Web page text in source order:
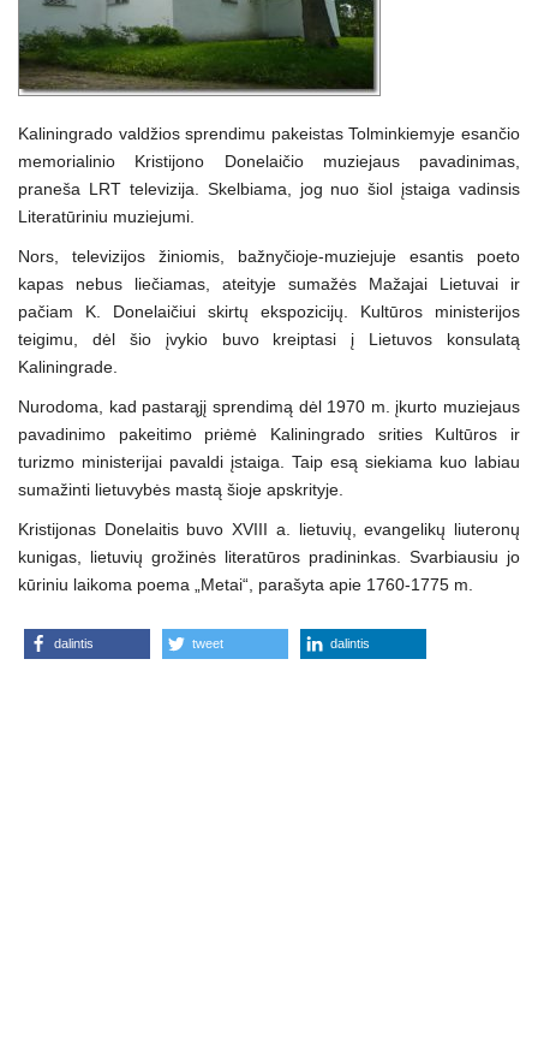
Kaliningrado valdžios sprendimu pakeistas Tolminkiemyje esančio
memorialinio Kristijono Donelaičio muziejaus pavadinimas,
praneša LRT televizija. Skelbiama, jog nuo šiol įstaiga vadinsis
Literatūriniu muziejumi.
Nors, televizijos žiniomis, bažnyčioje-muziejuje esantis poeto
kapas nebus liečiamas, ateityje sumažės Mažajai Lietuvai ir
pačiam K. Donelaičiui skirtų ekspozicijų. Kultūros ministerijos
teigimu, dėl šio įvykio buvo kreiptasi į Lietuvos konsulatą
Kaliningrade.
Nurodoma, kad pastarąjį sprendimą dėl 1970 m. įkurto muziejaus
pavadinimo pakeitimo priėmė Kaliningrado srities Kultūros ir
turizmo ministerijai pavaldi įstaiga. Taip esą siekiama kuo labiau
sumažinti lietuvybės mastą šioje apskrityje.
Kristijonas Donelaitis buvo XVIII a. lietuvių, evangelikų liuteronų
kunigas, lietuvių grožinės literatūros pradininkas. Svarbiausiu jo
kūriniu laikoma poema „Metai“, parašyta apie 1760-1775 m.
dalintis tweet dalintis